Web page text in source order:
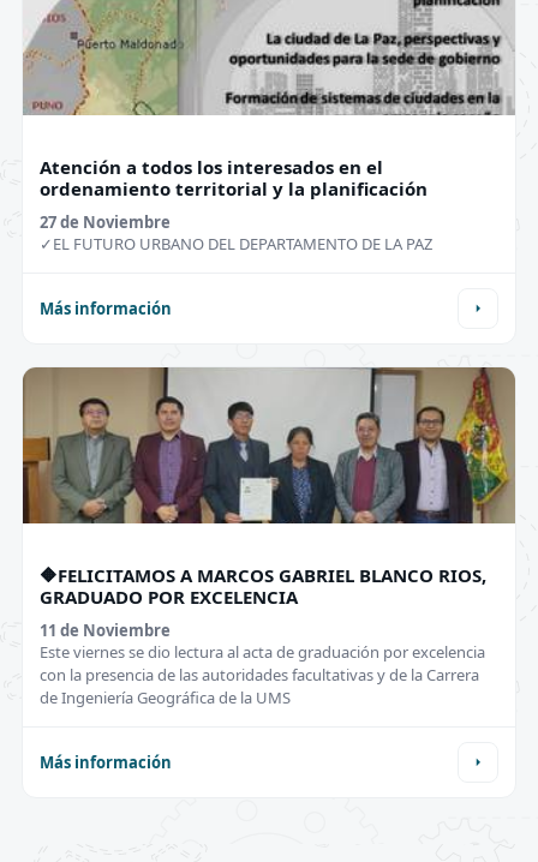
Atención a todos los interesados en el
ordenamiento territorial y la planificación
27 de Noviembre
✓EL FUTURO URBANO DEL DEPARTAMENTO DE LA PAZ
Más información
🔶FELICITAMOS A MARCOS GABRIEL BLANCO RIOS,
GRADUADO POR EXCELENCIA
11 de Noviembre
Este viernes se dio lectura al acta de graduación por excelencia
con la presencia de las autoridades facultativas y de la Carrera
de Ingeniería Geográfica de la UMS
Más información